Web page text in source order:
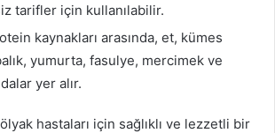
tarifler için kullanılabilir.
kaynakları arasında, et, kümes
yumurta, fasulye, mercimek ve
yer alır.
hastaları için sağlıklı ve lezzetli bir